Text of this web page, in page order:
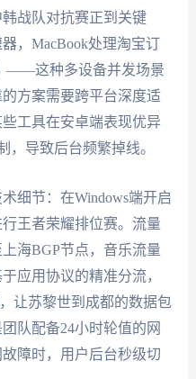
战队对抗赛正到关键
，MacBook处理淘宝订
——这种多设备并发场景
方案需要跨平台深度适
工具在安卓端表现优异
，导致后台频繁掉线。
细节：在Windows端开启
王者荣耀排位赛。流量
海BGP节点，音乐流量
应用协议的精准分流，
让苏黎世到成都的数据包
队配备24小时轮值的网
障时，用户后台秒级切